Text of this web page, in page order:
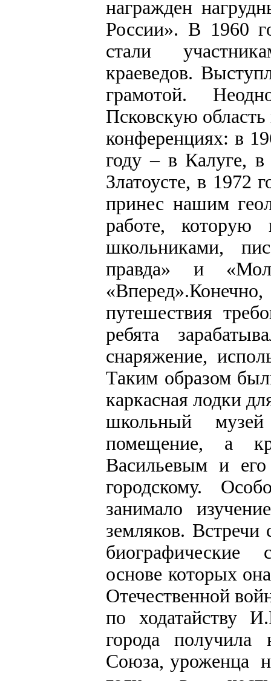
награжден
России». В 1960
стали
краеведов.
грамотой.
Псковскую
конференциях: в
году – в Калуге,
Златоусте, в 1972
принес нашим
работе,
школьниками,
правда» и
путешествия
ребята
снаряжение,
Таким образом
каркасная лодки
школьный
помещение, а
Васильевым и
городскому.
занимало
земляков. Встречи
биографические
основе которых
Отечественной
по ходатайству
города получила
Союза, уроженца